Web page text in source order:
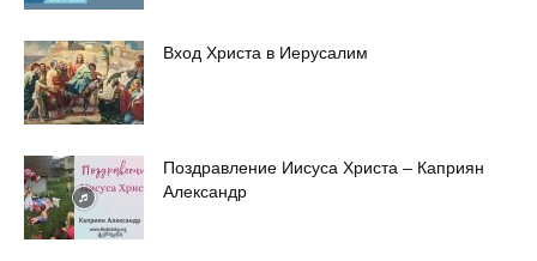
Вход Христа в Иерусалим
Поздравление Иисуса Христа – Каприян
Александр